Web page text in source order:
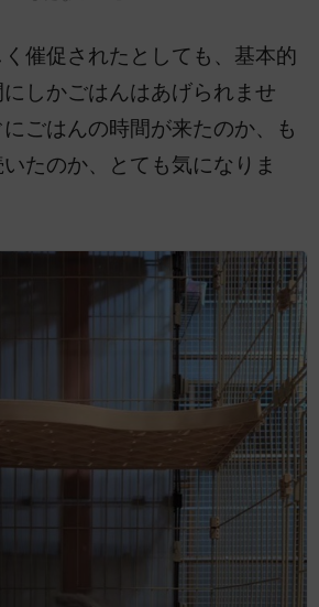
催促されたとしても、基本的
しかごはんはあげられませ
ごはんの時間が来たのか、も
たのか、とても気になりま